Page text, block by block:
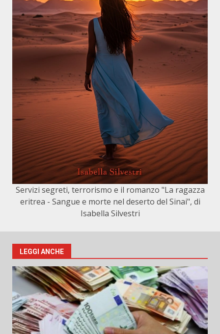
Servizi segreti, terrorismo e il romanzo "La ragazza
eritrea - Sangue e morte nel deserto del Sinai", di
Isabella Silvestri
LEGGI ANCHE